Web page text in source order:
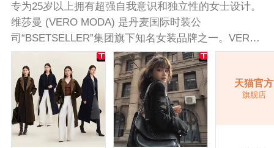
专为25岁以上拥有超强自我意识和独立性的女士设计。
维莎曼 (VERO MODA) 是丹麦国际时装公
司“BSETSELLER”集团旗下知名女装品牌之一。VERO
MODA是意大利语，翻译过来是“True Fashion”真正的
时尚的意思。第一间维莎曼 (VERO MODA) 女装专卖
店于1987年在丹麦开设，销售设计独特的女性时装和饰
品。VERO MODA毛呢外套采用71%羊毛材质，气质优
雅，彰显品质，穿在身上更显腰身，剪裁利落，简约大
方，实用美观。
天猫官方
旗舰店